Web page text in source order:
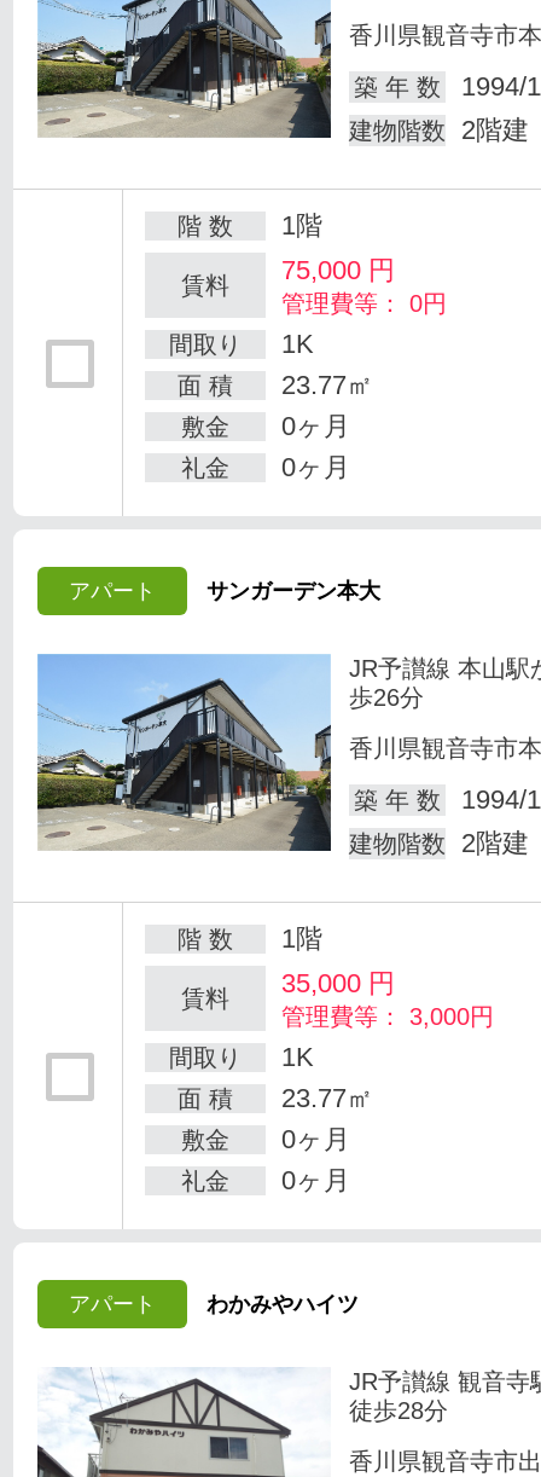
香川県観音寺市
築 年 数
1994/
建物階数 2階建
階 数 1階
賃料 75,000 円
管理費等： 0円
間取り
1K
面 積 23.77㎡
敷金 0ヶ月
礼金 0ヶ月
アパート サンガーデン本大
JR予讃線 本山駅
歩26分
香川県観音寺市
築 年 数
1994/
建物階数 2階建
階 数 1階
賃料 35,000 円
管理費等： 3,000円
間取り
1K
面 積 23.77㎡
敷金 0ヶ月
礼金 0ヶ月
アパート わかみやハイツ
JR予讃線 観音寺
徒歩28分
香川県観音寺市